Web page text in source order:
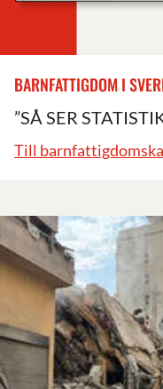
BARNFATTIGDOM I
”SÅ SER
Till